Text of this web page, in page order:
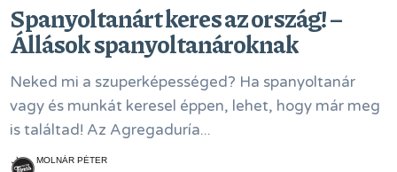
Spanyoltanárt keres az ország! –
Állások spanyoltanároknak
Neked mi a szuperképességed? Ha spanyoltanár
vagy és munkát keresel éppen, lehet, hogy már meg
is találtad! Az Agregaduría...
MOLNÁR PÉTER